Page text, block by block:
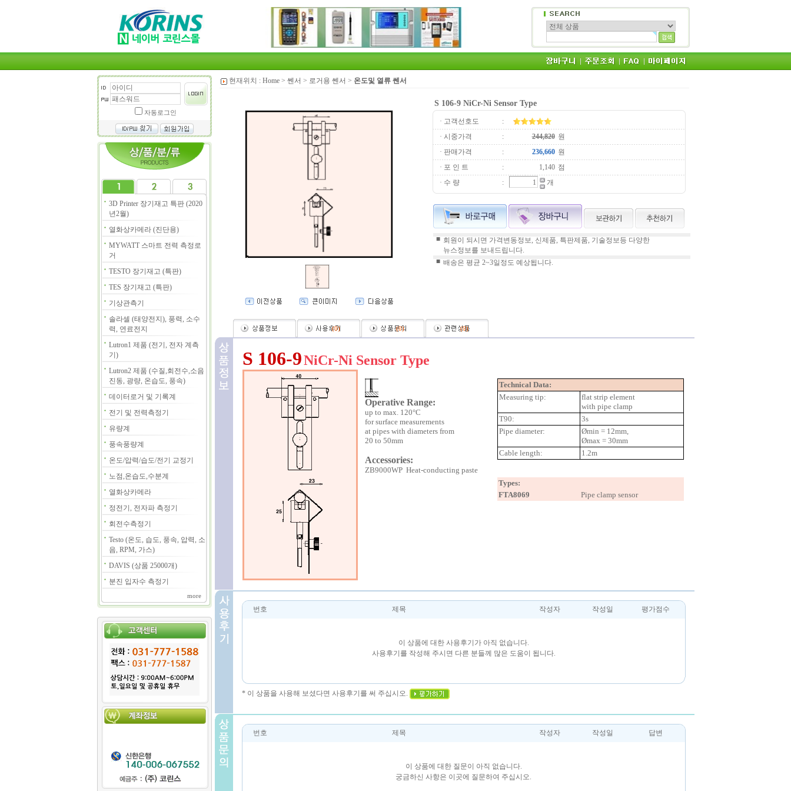
자동로그인
3D Printer 장기재고 특판 (2020
년2월)
열화상카메라 (진단용)
MYWATT 스마트 전력 측정로
거
TESTO 장기재고 (특판)
TES 장기재고 (특판)
기상관측기
솔라셀 (태양전지), 풍력, 소수
력, 연료전지
Lutron1 제품 (전기, 전자 계측
기)
Lutron2 제품 (수질,회전수,소음
진동, 광량, 온습도, 풍속)
데이터로거 및 기록계
전기 및 전력측정기
유량계
풍속풍량계
온도/압력/습도/전기 교정기
노점,온습도,수분계
열화상카메라
정전기, 전자파 측정기
회전수측정기
Testo (온도, 습도, 풍속, 압력, 소
음, RPM, 가스)
DAVIS (상품 25000개)
분진 입자수 측정기
more
현재위치 : Home > 쎈서 > 로거용 쎈서 > 온도및 열류 쎈서
S 106-9 NiCr-Ni Sensor Type
· 고객선호도
:
· 시중가격
:
원
· 판매가격
:
원
· 포 인 트
:
점
· 수 량
: 개
■ 회원이 되시면 가격변동정보, 신제품, 특판제품, 기술정보등 다양한
뉴스정보를 보내드립니다.
■ 배송은 평균 2~3일정도 예상됩니다.
(0) (0) (0)
S 106-9NiCr-Ni Sensor Type
Operative Range:
up to max. 120°C
for surface measurements
at pipes with diameters from
20 to 50mm
Accessories:
ZB9000WP Heat-conducting paste
Technical Data:
Measuring tip:
flat strip element
with pipe clamp
T90:
3s
Pipe diameter:
Ømin = 12mm,
Ømax = 30mm
Cable length:
1.2m
Types:
FTA8069
Pipe clamp sensor
번호 제목 작성자 작성일 평가점수
이 상품에 대한 사용후기가 아직 없습니다.
사용후기를 작성해 주시면 다른 분들께 많은 도움이 됩니다.
* 이 상품을 사용해 보셨다면 사용후기를 써 주십시오.
번호 제목 작성자 작성일 답변
이 상품에 대한 질문이 아직 없습니다.
궁금하신 사항은 이곳에 질문하여 주십시오.